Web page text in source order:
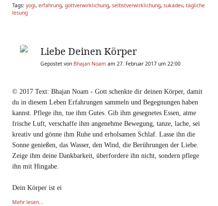
Tags: yogi, erfahrung, gottverwirklichung, selbstverwirklichung, sukadev, tägliche
lesung
Liebe Deinen Körper
Gepostet von Bhajan Noam am 27. Februar 2017 um 22:00
© 2017 Text: Bhajan Noam - Gott schenkte dir deinen Körper, damit
du in diesem Leben Erfahrungen sammeln und Begegnungen haben
kannst. Pflege ihn, tue ihm Gutes. Gib ihm gesegnetes Essen, atme
frische Luft, verschaffe ihm angenehme Bewegung, tanze, lache, sei
kreativ und gönne ihm Ruhe und erholsamen Schlaf. Lasse ihn die
Sonne genießen, das Wasser, den Wind, die Berührungen der Liebe.
Zeige ihm deine Dankbarkeit, überfordere ihn nicht, sondern pflege
ihn mit Hingabe.
Dein Körper ist ei
Mehr lesen...